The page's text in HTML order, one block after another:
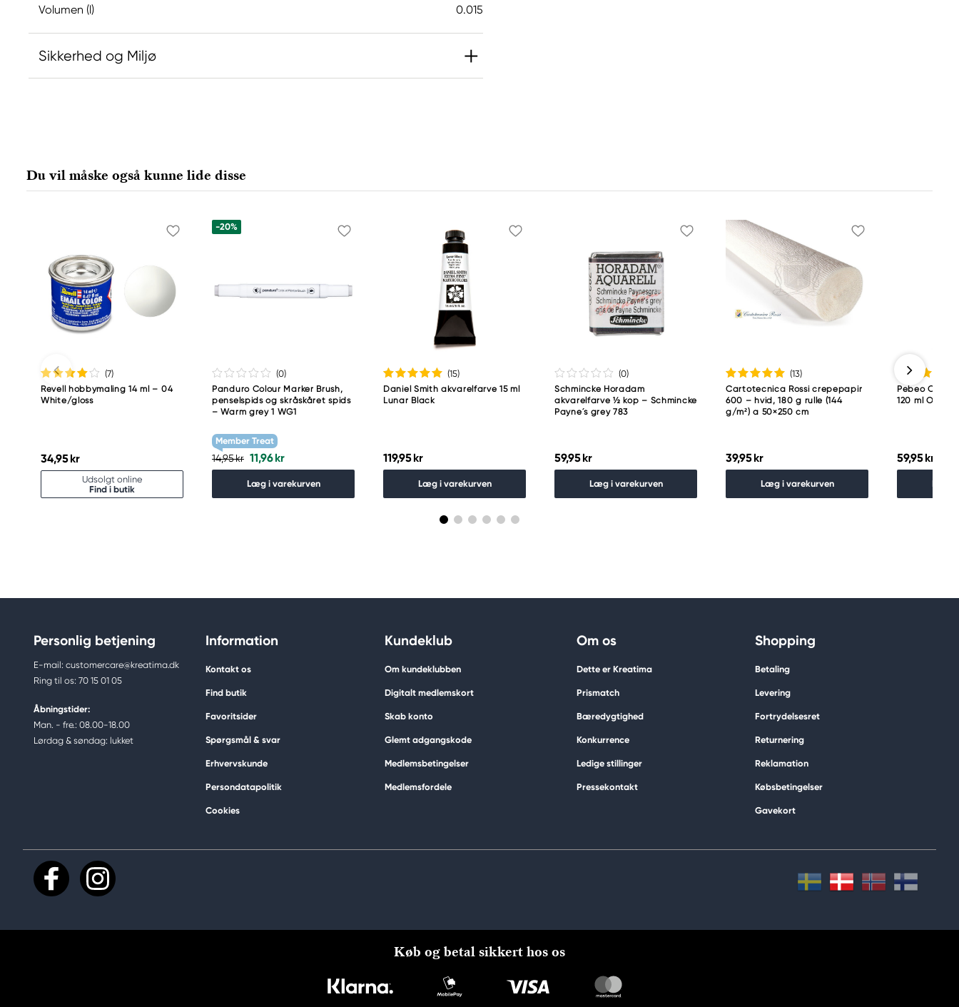
Volumen (l)
0.015
Sikkerhed og Miljø
1160 Köpenhamn K, Denmark
city@stelling.dk
Du vil måske også kunne lide disse
(7)
Revell hobbymaling 14 ml – 04
White/gloss
34,95 kr
Udsolgt online
Find i butik
-20%
(0)
Panduro Colour Marker Brush,
penselspids og skråskåret spids
– Warm grey 1 WG1
Member Treat
14,95 kr 11,96 kr
Læg i varekurven
(15)
Daniel Smith akvarelfarve 15 ml
Lunar Black
119,95 kr
Læg i varekurven
(0)
Schmincke Horadam
akvarelfarve ½ kop – Schmincke
Payne´s grey 783
59,95 kr
Læg i varekurven
(13)
Cartotecnica Rossi crepepapir
600 – hvid, 180 g rulle (144
g/m²) a 50×250 cm
39,95 kr
Læg i varekurven
Pebeo Origin
120 ml Olive
59,95 kr
Læg i
Personlig betjening
E-mail: customercare@kreatima.dk
Ring til os: 70 15 01 05
Åbningstider:
Man. - fre.: 08.00-18.00
Lørdag & søndag: lukket
Information
Kontakt os
Find butik
Favoritsider
Spørgsmål & svar
Erhvervskunde
Persondatapolitik
Cookies
Kundeklub
Om kundeklubben
Digitalt medlemskort
Skab konto
Glemt adgangskode
Medlemsbetingelser
Medlemsfordele
Om os
Dette er Kreatima
Prismatch
Bæredygtighed
Konkurrence
Ledige stillinger
Pressekontakt
Shopping
Betaling
Levering
Fortrydelsesret
Returnering
Reklamation
Købsbetingelser
Gavekort
Køb og betal sikkert hos os